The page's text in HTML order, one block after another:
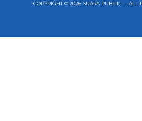
COPYRIGHT © 2026 SUARA PUBLIK – - ALL